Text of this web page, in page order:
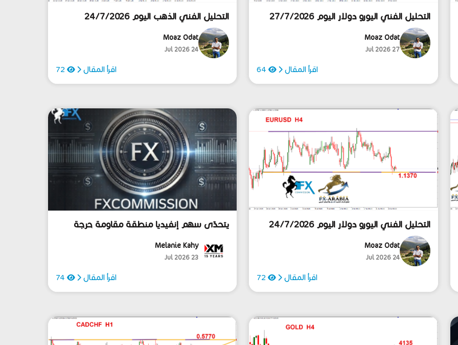
التحليل الفني اليورو دولار اليوم 27/7/2026
Moaz Odat
27 Jul 2026
اقرأ المقال 64
التحليل الفني الذهب اليوم 24/7/2026
Moaz Odat
24 Jul 2026
اقرأ المقال 72
التحليل الفني اليورو دولار اليوم 24/7/2026
Moaz Odat
24 Jul 2026
اقرأ المقال 72
يتحدّى سهم إنفيديا منطقة مقاومة حرجة
Melanie Kahy
23 Jul 2026
اقرأ المقال 74